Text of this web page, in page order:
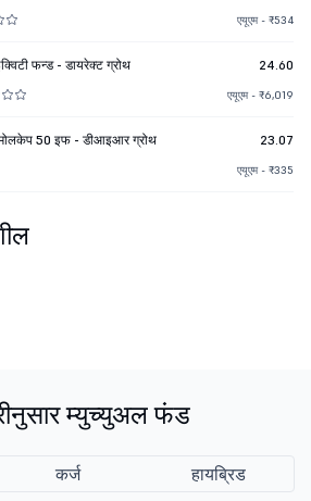
एयूएम - ₹534
फन्ड - डायरेक्ट ग्रोथ 24.60
एयूएम - ₹6,019
स्मोलकेप 50 इफ - डीआइआर ग्रोथ 23.07
एयूएम - ₹335
म्युच्युअल फंड
कर्ज हायब्रिड